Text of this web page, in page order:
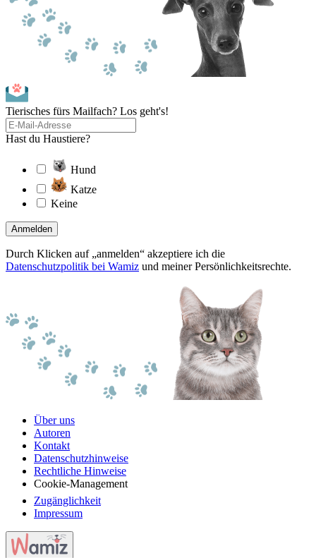
Tierisches fürs Mailfach? Los geht's!
Hast du Haustiere?
Hund
Katze
Keine
Anmelden
Durch Klicken auf „anmelden“ akzeptiere ich die
Datenschutzpolitik bei Wamiz und meiner Persönlichkeitsrechte.
Über uns
Autoren
Kontakt
Datenschutzhinweise
Rechtliche Hinweise
Cookie-Management
Zugänglichkeit
Impressum